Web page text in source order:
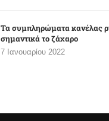
Τα συμπληρώματα κανέλας
σημαντικά το ζάχαρο
7 Ιανουαρίου 2022